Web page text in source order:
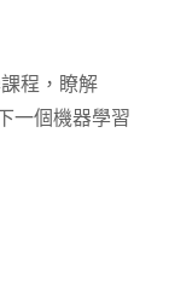
程，瞭解
一個機器學習